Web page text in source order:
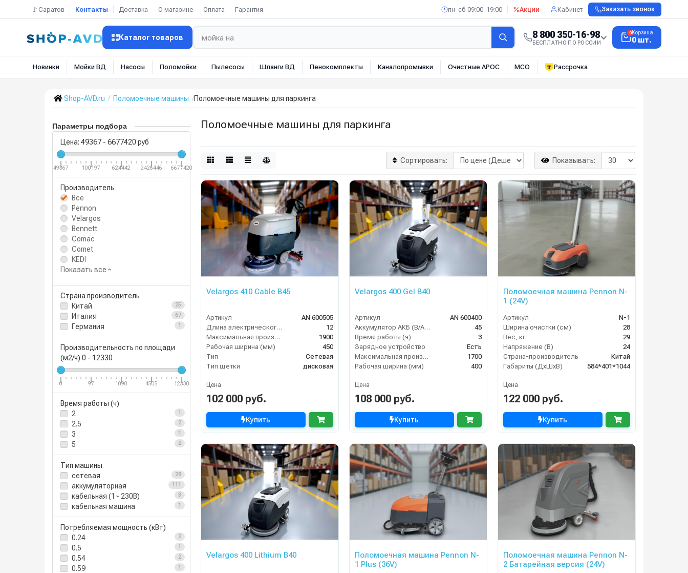
🚩Саратов Контакты Доставка О магазине Оплата Гарантия пн–сб 09:00–19:00 Акции Кабинет Заказать звонок
Каталог товаров 8 800 350-16-98
БЕСПЛАТНО ПО РОССИИ
0Корзина
0 шт.
Новинки Мойки ВД Насосы Поломойки Пылесосы Шланги ВД Пенокомплекты Каналопромывки Очистные АРОС МСО Рассрочка
Shop-AVD.ru Поломоечные машины Поломоечные машины для паркинга
Параметры подбора
Цена: 49367 - 6677420 руб
49367 100197 624442 2426446 6677420
Производитель
Все
Pennon
Velargos
Bennett
Comac
Comet
KEDI
Показать все
Страна производитель
Китай
25
Италия 67
Германия 1
Производительность по площади
(м2/ч) 0 - 12330
0 97 1090 4505 12330
Время работы (ч)
2
1
2.5 2
3 1
5 2
Тип машины
сетевая
28
аккумуляторная 111
кабельная (1~ 230В) 3
кабельная машина 1
Потребляемая мощность (кВт)
0.24
2
0.5 1
0.54 2
0.59 1
Поломоечные машины для паркинга
Сортировать: Показывать:
Velargos 410 Cable B45
Артикул
AN 600505
Длина электрического кабеля (м)
12
Максимальная производительность (кв.м/час)
1900
Рабочая ширина (мм)
450
Тип
Сетевая
Тип щетки
дисковая
Цена
102 000 руб.
Купить
Velargos 400 Gel B40
Артикул
AN 600400
Аккумулятор АКБ (В/А·ч)
45
Время работы (ч)
3
Зарядное устройство
Есть
Максимальная производительность (кв.м/час)
1700
Рабочая ширина (мм)
400
Цена
108 000 руб.
Купить
Поломоечная машина Pennon N-
1 (24V)
Артикул
N-1
Ширина очистки (см)
28
Вес, кг
29
Напряжение (В)
24
Страна-производитель
Китай
Габариты (ДхШхВ)
584*401*1044
Цена
122 000 руб.
Купить
Velargos 400 Lithium B40
Поломоечная машина Pennon N-
1 Plus (36V)
Поломоечная машина Pennon N-
2 Батарейная версия (24V)